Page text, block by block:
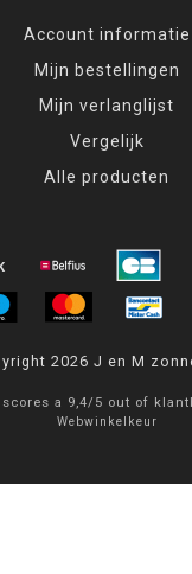
Account informatie
Mijn bestellingen
Mijn verlanglijst
Vergelijk
Alle producten
2026 J en M
scores a 9,4/ 5 out of
Webwinkelkeur